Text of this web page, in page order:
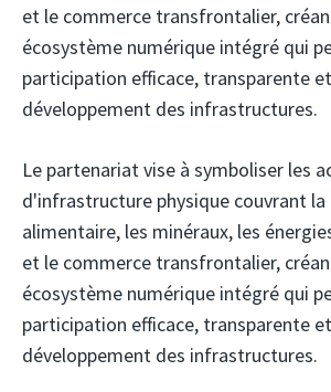
et le commerce transfrontalier,
écosystème numérique intégré qui
participation efficace, transparente
développement des infrastructures.
Le partenariat vise à symboliser les
d'infrastructure physique couvrant
alimentaire, les minéraux, les
et le commerce transfrontalier,
écosystème numérique intégré qui
participation efficace, transparente
développement des infrastructures.